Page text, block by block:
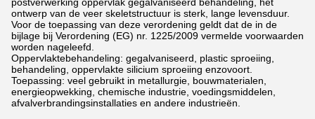
ontwerp van de veer skeletstructuur is sterk, lange levensduur.
Voor de toepassing van deze verordening geldt dat de in de
bijlage bij Verordening (EG) nr. 1225/2009 vermelde voorwaarden
worden nageleefd.
Oppervlaktebehandeling: gegalvaniseerd, plastic sproeiing,
behandeling, oppervlakte silicium sproeiing enzovoort.
Toepassing: veel gebruikt in metallurgie, bouwmaterialen,
energieopwekking, chemische industrie, voedingsmiddelen,
afvalverbrandingsinstallaties en andere industrieën.